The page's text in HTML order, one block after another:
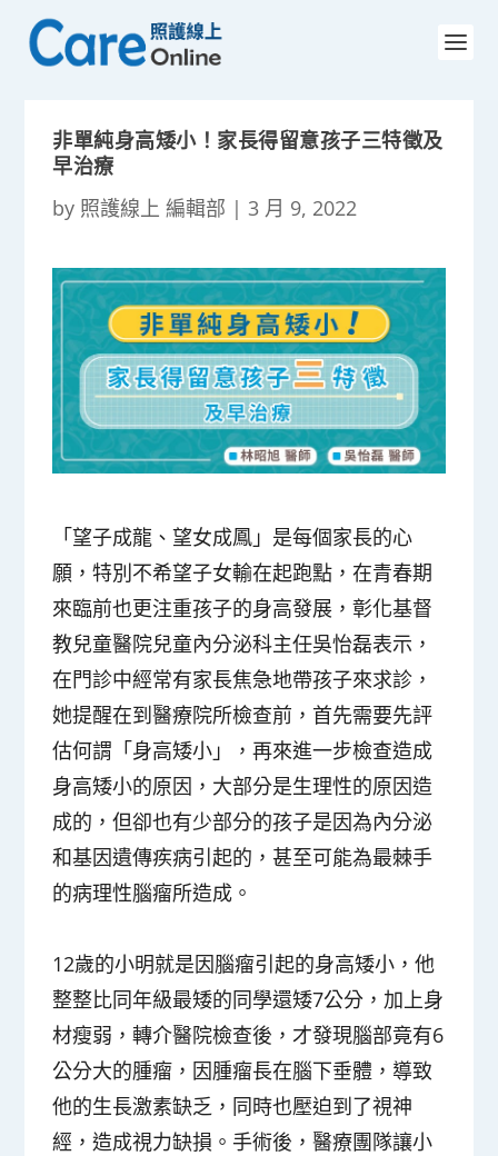
非單純身高矮小！家長得留意孩子三特徵及
早治療
by 照護線上 編輯部 |3 月 9, 2022
「望子成龍、望女成鳳」是每個家長的心
願，特別不希望子女輸在起跑點，在青春期
來臨前也更注重孩子的身高發展，彰化基督
教兒童醫院兒童內分泌科主任吳怡磊表示，
在門診中經常有家長焦急地帶孩子來求診，
她提醒在到醫療院所檢查前，首先需要先評
估何謂「身高矮小」，再來進一步檢查造成
身高矮小的原因，大部分是生理性的原因造
成的，但卻也有少部分的孩子是因為內分泌
和基因遺傳疾病引起的，甚至可能為最棘手
的病理性腦瘤所造成。
12歲的小明就是因腦瘤引起的身高矮小，他
整整比同年級最矮的同學還矮7公分，加上身
材瘦弱，轉介醫院檢查後，才發現腦部竟有6
公分大的腫瘤，因腫瘤長在腦下垂體，導致
他的生長激素缺乏，同時也壓迫到了視神
經，造成視力缺損。手術後，醫療團隊讓小